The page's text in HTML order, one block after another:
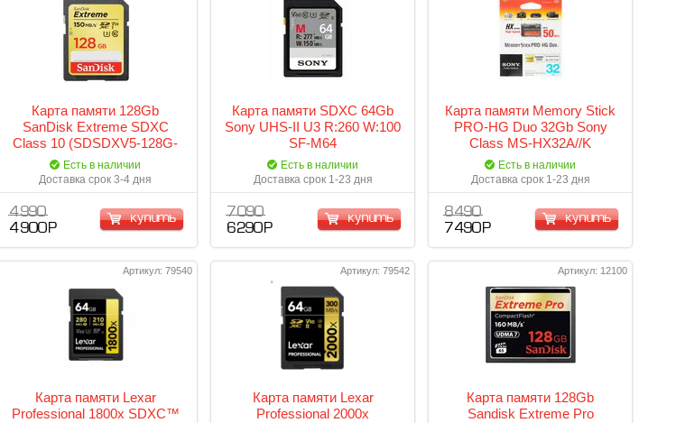
Карта памяти 128Gb
SanDisk Extreme SDXC
Class 10 (SDSDXV5-128G-
GNCIN)
Есть в наличии
Доставка срок 3-4 дня
4 990
4 900 Р
купить
Карта памяти SDXC 64Gb
Sony UHS-II U3 R:260 W:100
SF-M64
Есть в наличии
Доставка срок 1-23 дня
7 090
6 290 Р
купить
Карта памяти Memory Stick
PRO-HG Duo 32Gb Sony
Class MS-HX32A//K
Есть в наличии
Доставка срок 1-23 дня
8 490
7 490 Р
купить
Артикул: 79540
Карта памяти Lexar
Professional 1800x SDXC™
Артикул: 79542
Карта памяти Lexar
Professional 2000x
Артикул: 12100
Карта памяти 128Gb
Sandisk Extreme Pro